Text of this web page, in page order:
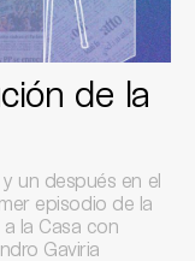
de la
un después en el
episodio de la
la Casa con
Gaviria